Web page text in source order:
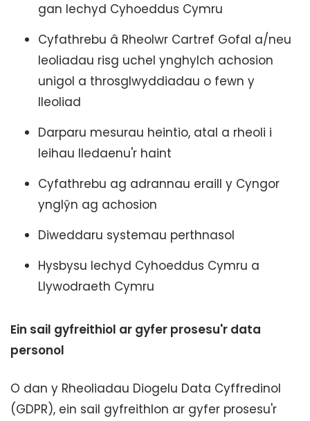
gan Iechyd Cyhoeddus Cymru
Cyfathrebu â Rheolwr Cartref Gofal a/neu
leoliadau risg uchel ynghylch achosion
unigol a throsglwyddiadau o fewn y
lleoliad
Darparu mesurau heintio, atal a rheoli i
leihau lledaenu'r haint
Cyfathrebu ag adrannau eraill y Cyngor
ynglŷn ag achosion
Diweddaru systemau perthnasol
Hysbysu Iechyd Cyhoeddus Cymru a
Llywodraeth Cymru
Ein sail gyfreithiol ar gyfer prosesu'r data
personol
O dan y Rheoliadau Diogelu Data Cyffredinol
(GDPR), ein sail gyfreithlon ar gyfer prosesu'r